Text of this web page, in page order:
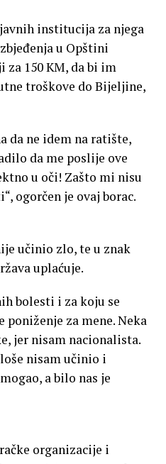
institucija za njega
u Opštini
150 KM, da bi im
troškove do Bijeljine,
da ne idem na ratište,
da me poslije ove
u oči! Zašto mi nisu
ogorčen je ovaj borac.
učinio zlo, te u znak
uplaćuje.
bolesti i za koju se
poniženje za mene. Neka
jer nisam nacionalista.
nisam učinio i
a bilo nas je
organizacije i